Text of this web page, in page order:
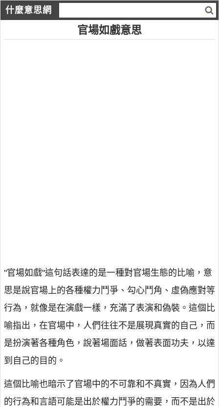
什麼意思網
官場如戲意思
"官場如戲"這句話表達的是一種對官場生態的比喻，意
思是說官場上的各種權力鬥爭、勾心鬥角、虛偽應對等
行為，就像是在演戲一樣，充滿了表演和偽裝。這個比
喻指出，在官場中，人們往往不是展現真實的自己，而
是扮演著各種角色，說著場面話，做著表面功夫，以達
到自己的目的。
這個比喻也暗示了官場中的不可靠和不真實，因為人們
的行為和言語可能是出於權力鬥爭的需要，而不是出於